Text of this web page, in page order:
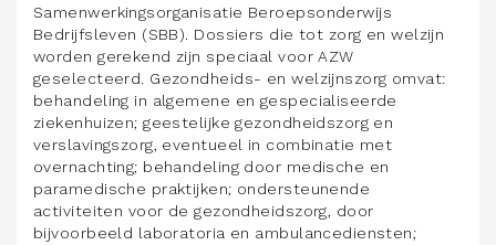
Samenwerkingsorganisatie Beroepsonderwijs
Bedrijfsleven (SBB). Dossiers die tot zorg en welzijn
worden gerekend zijn speciaal voor AZW
geselecteerd. Gezondheids- en welzijnszorg omvat:
behandeling in algemene en gespecialiseerde
ziekenhuizen; geestelijke gezondheidszorg en
verslavingszorg, eventueel in combinatie met
overnachting; behandeling door medische en
paramedische praktijken; ondersteunende
activiteiten voor de gezondheidszorg, door
bijvoorbeeld laboratoria en ambulancediensten;